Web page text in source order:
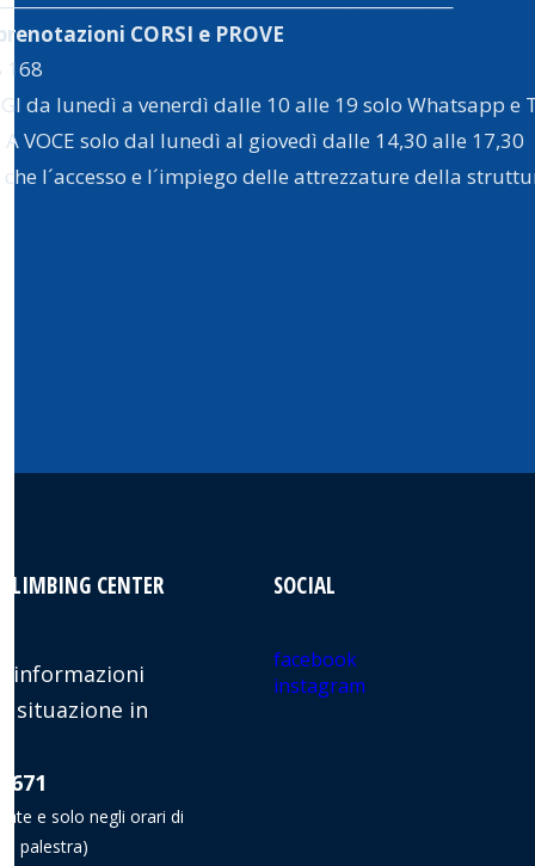
CORSI e PROVE
168
da lunedì a venerdì dalle 10 alle 19 solo Whatsapp e
A VOCE solo dal lunedì al giovedì dalle 14,30 alle 17,30
l´accesso e l´impiego delle attrezzature della
CENTER SOCIAL
informazioni
situazione in
671
e solo negli orari di
palestra)
facebook
instagram